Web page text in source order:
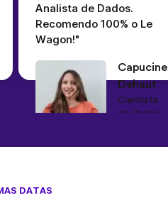
Analista de Dados.
Recomendo 100% o Le
Wagon!"
Capucine
Dehaut
Cientista
de dados
DATAS